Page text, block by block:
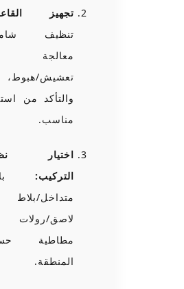
تجهيز
تنظيف
معالجة
تعشيش/هبوط،
والتأكد من
مناسب.
اختيار
التركيب:
متداخل/بلاط
لاصق/رولات
مطاطية
المنطقة.